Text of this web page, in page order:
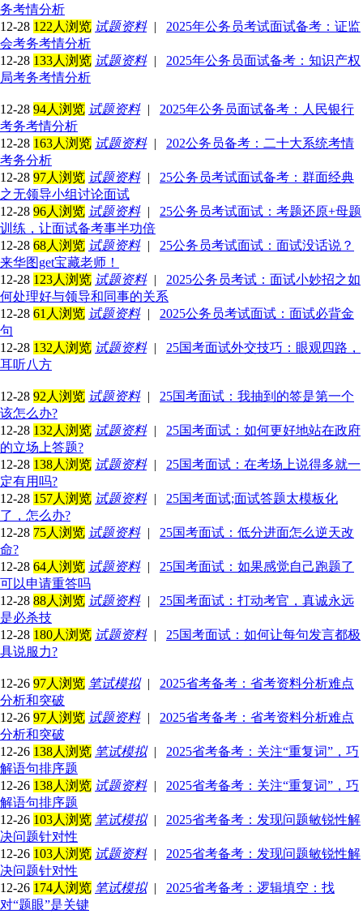
务考情分析
12-28 122人浏览 试题资料|
2025年公务员考试面试备考：证监
会考务考情分析
12-28 133人浏览 试题资料|
2025年公务员面试备考：知识产权
局考务考情分析
12-28 94人浏览 试题资料|
2025年公务员面试备考：人民银行
考务考情分析
12-28 163人浏览 试题资料|
202公务员备考：二十大系统考情
考务分析
12-28 97人浏览 试题资料|
25公务员考试面试备考：群面经典
之无领导小组讨论面试
12-28 96人浏览 试题资料|
25公务员考试面试：考题还原+母题
训练，让面试备考事半功倍
12-28 68人浏览 试题资料|
25公务员考试面试：面试没话说？
来华图get宝藏老师！
12-28 123人浏览 试题资料|
2025公务员考试：面试小妙招之如
何处理好与领导和同事的关系
12-28 61人浏览 试题资料|
2025公务员考试面试：面试必背金
句
12-28 132人浏览 试题资料|
25国考面试外交技巧：眼观四路，
耳听八方
12-28 92人浏览 试题资料|
25国考面试：我抽到的签是第一个
该怎么办?
12-28 132人浏览 试题资料|
25国考面试：如何更好地站在政府
的立场上答题?
12-28 138人浏览 试题资料|
25国考面试：在考场上说得多就一
定有用吗?
12-28 157人浏览 试题资料|
25国考面试;面试答题太模板化
了，怎么办?
12-28 75人浏览 试题资料|
25国考面试：低分进面怎么逆天改
命?
12-28 64人浏览 试题资料|
25国考面试：如果感觉自己跑题了
可以申请重答吗
12-28 88人浏览 试题资料|
25国考面试：打动考官，真诚永远
是必杀技
12-28 180人浏览 试题资料|
25国考面试：如何让每句发言都极
具说服力?
12-26 97人浏览 笔试模拟|
2025省考备考：省考资料分析难点
分析和突破
12-26 97人浏览 试题资料|
2025省考备考：省考资料分析难点
分析和突破
12-26 138人浏览 笔试模拟|
2025省考备考：关注“重复词”，巧
解语句排序题
12-26 138人浏览 试题资料|
2025省考备考：关注“重复词”，巧
解语句排序题
12-26 103人浏览 笔试模拟|
2025省考备考：发现问题敏锐性解
决问题针对性
12-26 103人浏览 试题资料|
2025省考备考：发现问题敏锐性解
决问题针对性
12-26 174人浏览 笔试模拟|
2025省考备考：逻辑填空：找
对“题眼”是关键